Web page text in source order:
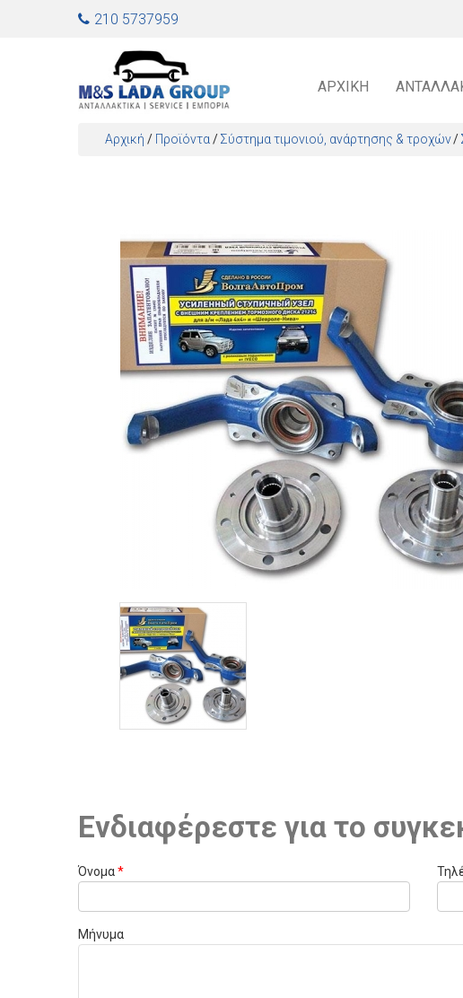
Jump to navigation210 5737959
ΑΡΧΙΚΉ
Αρχική / Προϊόντα /Σύστημα τιμονιού, ανάρτησης & τροχών
Ενδιαφέρεστε για το
Όνομα*
Μήνυμα